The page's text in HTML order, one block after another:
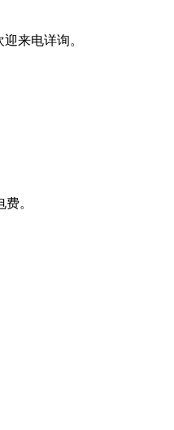
来电详询。
。